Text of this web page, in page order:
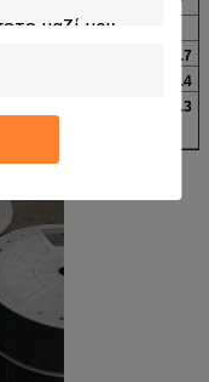
7.7
17.7
25.4
31.3